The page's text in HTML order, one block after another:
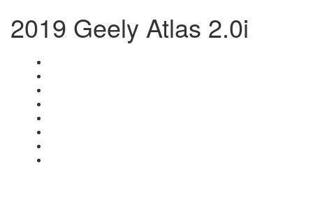
2019 Geely Atlas 2.0i